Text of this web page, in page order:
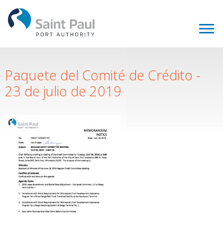
Paquete del Comité de Crédito -
23 de julio de 2019